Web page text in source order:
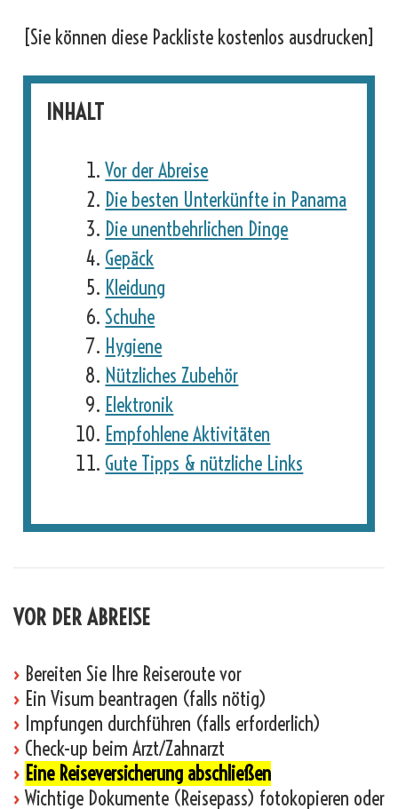
[Sie können diese Packliste kostenlos ausdrucken]
INHALT
Vor der Abreise
Die besten Unterkünfte in Panama
Die unentbehrlichen Dinge
Gepäck
Kleidung
Schuhe
Hygiene
Nützliches Zubehör
Elektronik
Empfohlene Aktivitäten
Gute Tipps & nützliche Links
VOR DER ABREISE
› Bereiten Sie Ihre Reiseroute vor
› Ein Visum beantragen (falls nötig)
› Impfungen durchführen (falls erforderlich)
› Check-up beim Arzt/Zahnarzt
› Eine Reiseversicherung abschließen
› Wichtige Dokumente (Reisepass) fotokopieren oder